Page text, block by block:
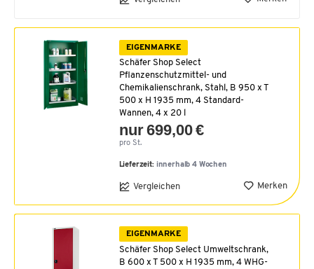
EIGENMARKE
Schäfer Shop Select
Pflanzenschutzmittel- und
Chemikalienschrank, Stahl, B 950 x T
500 x H 1935 mm, 4 Standard-
Wannen, 4 x 20 l
nur 699,00 €
pro St.
Lieferzeit: innerhalb 4 Wochen
Vergleichen Merken
EIGENMARKE
Schäfer Shop Select Umweltschrank,
B 600 x T 500 x H 1935 mm, 4 WHG-